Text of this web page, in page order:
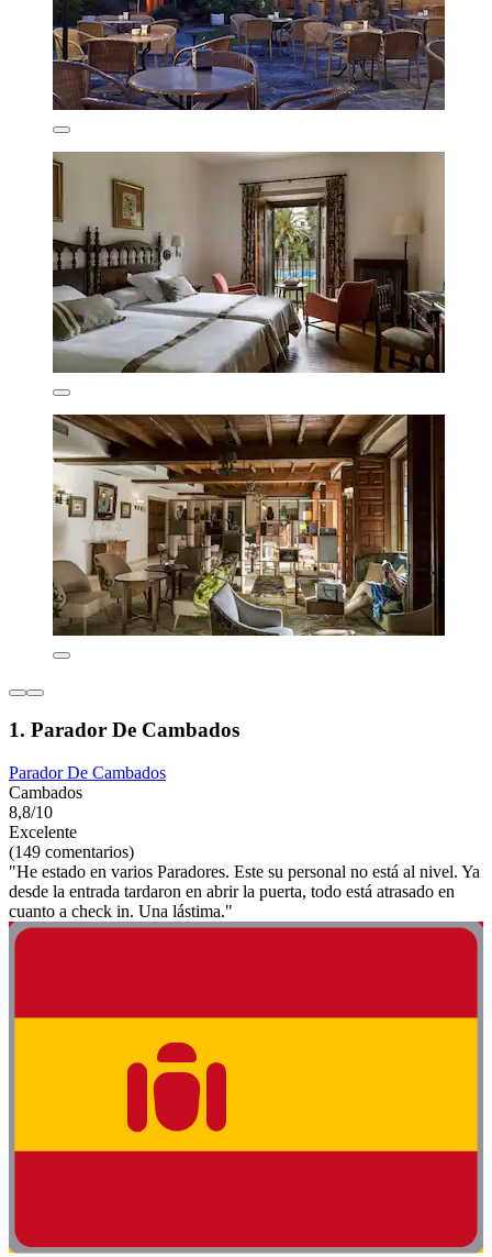
1. Parador De Cambados
Parador De Cambados
Cambados
8,8/10
Excelente
(149 comentarios)
"He estado en varios Paradores. Este su personal no está al nivel. Ya
desde la entrada tardaron en abrir la puerta, todo está atrasado en
cuanto a check in. Una lástima."